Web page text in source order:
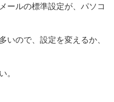
ールの標準設定が、パソコ
いので、設定を変えるか、
。